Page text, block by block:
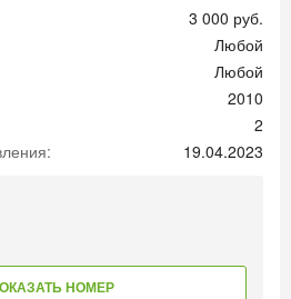
3 000 руб.
Любой
Любой
2010
2
19.04.2023
НОМЕР